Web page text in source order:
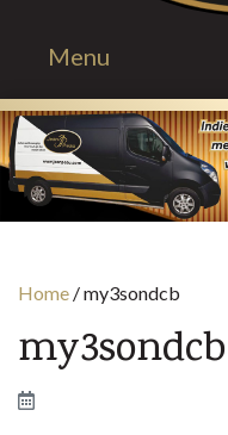
Menu
Home /my3sondcb
my3sondcb